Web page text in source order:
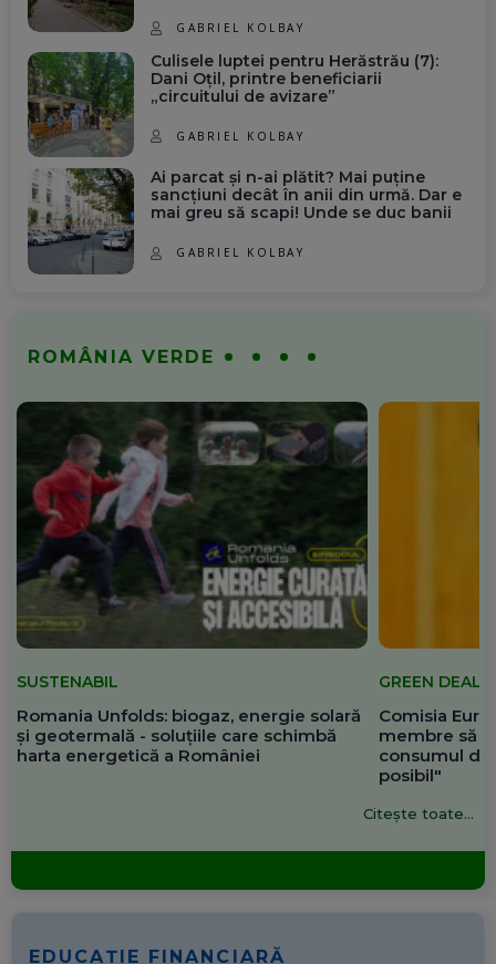
GABRIEL KOLBAY
Culisele luptei pentru Herăstrău (7):
Dani Oțil, printre beneficiarii
„circuitului de avizare”
GABRIEL KOLBAY
Ai parcat și n-ai plătit? Mai puține
sancțiuni decât în anii din urmă. Dar e
mai greu să scapi! Unde se duc banii
GABRIEL KOLBAY
ROMÂNIA VERDE
SUSTENABIL
Romania Unfolds: biogaz, energie solară
și geotermală - soluțiile care schimbă
harta energetică a României
GREEN DEAL
Comisia
membre să
consumul de
posibil"
Citește toate...
EDUCAȚIE FINANCIARĂ